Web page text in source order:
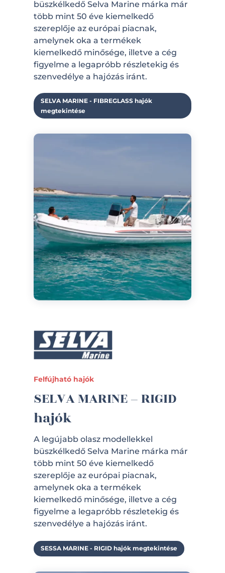
büszkélkedő Selva Marine márka már
több mint 50 éve kiemelkedő
szereplője az európai piacnak,
amelynek oka a termékek
kiemelkedő minősége, illetve a cég
figyelme a legapróbb részletekig és
szenvedélye a hajózás iránt.
SELVA MARINE - FIBREGLASS hajók
megtekintése
Felfújható hajók
SELVA MARINE – RIGID
hajók
A legújabb olasz modellekkel
büszkélkedő Selva Marine márka már
több mint 50 éve kiemelkedő
szereplője az európai piacnak,
amelynek oka a termékek
kiemelkedő minősége, illetve a cég
figyelme a legapróbb részletekig és
szenvedélye a hajózás iránt.
SESSA MARINE - RIGID hajók megtekintése